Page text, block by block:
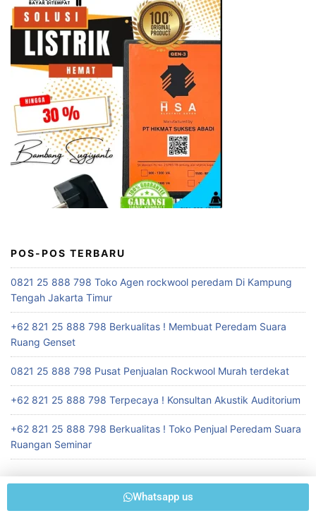
POS-POS TERBARU
0821 25 888 798 Toko Agen rockwool peredam Di Kampung
Tengah Jakarta Timur
+62 821 25 888 798 Berkualitas ! Membuat Peredam Suara
Ruang Genset
0821 25 888 798 Pusat Penjualan Rockwool Murah terdekat
+62 821 25 888 798 Terpecaya ! Konsultan Akustik Auditorium
+62 821 25 888 798 Berkualitas ! Toko Penjual Peredam Suara
Ruangan Seminar
Whatsapp us